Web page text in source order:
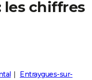
les chiffres
Entraygues-sur-